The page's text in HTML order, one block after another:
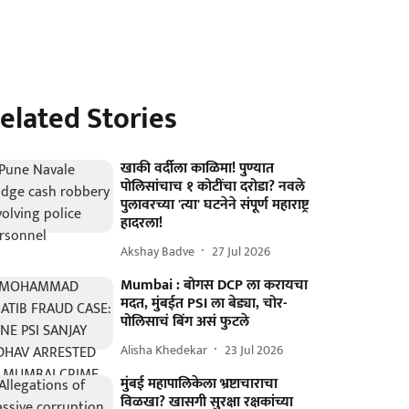
Stories
खाकी वर्दीला काळिमा! पुण्यात
पोलिसांचाच १ कोटींचा दरोडा? नवले
पुलावरच्या 'त्या' घटनेने संपूर्ण महाराष्ट्र
हादरला!
Akshay Badve 27 Jul 2026
Mumbai : बोगस DCP ला करायचा
मदत, मुंबईत PSI ला बेड्या, चोर-
पोलिसाचं बिंग असं फुटले
Alisha Khedekar 23 Jul 2026
मुंबई महापालिकेला भ्रष्टाचाराचा
विळखा? खासगी सुरक्षा रक्षकांच्या